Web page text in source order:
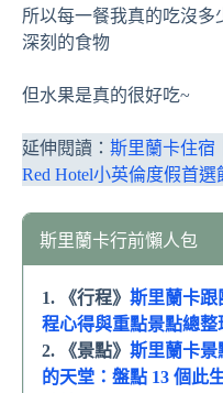
所以每一餐我真的吃沒多
深刻的食物
但水果是真的很好吃~
延伸閱讀： 斯里蘭卡住宿
Red Hotel小英倫度假首選
斯里蘭卡行前懶人包
1. 《行程》 斯里蘭卡跟
程心得與重點景點總整
2. 《景點》 斯里蘭卡景
的天堂：盤點 13 個此